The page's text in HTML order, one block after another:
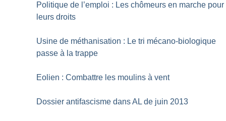
Politique de l’emploi : Les chômeurs en marche pour
leurs droits
Usine de méthanisation : Le tri mécano-biologique
passe à la trappe
Eolien : Combattre les moulins à vent
Dossier antifascisme dans AL de juin 2013